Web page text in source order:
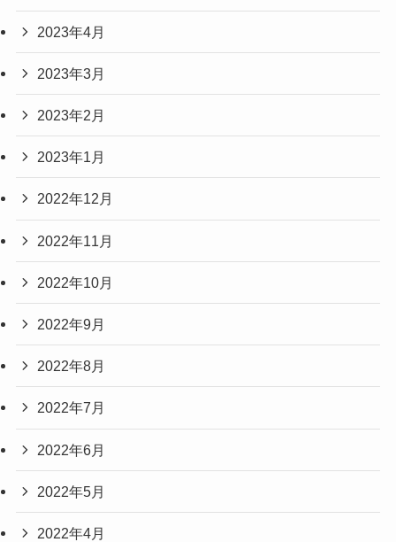
2023年4月
2023年3月
2023年2月
2023年1月
2022年12月
2022年11月
2022年10月
2022年9月
2022年8月
2022年7月
2022年6月
2022年5月
2022年4月